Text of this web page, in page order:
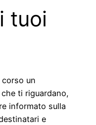
tuoi
un
ti riguardano,
informato sulla
e